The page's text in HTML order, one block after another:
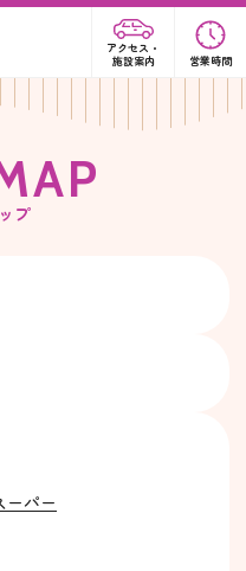
アクセス・
施設案内
営業時間
AP
プ
ーパー